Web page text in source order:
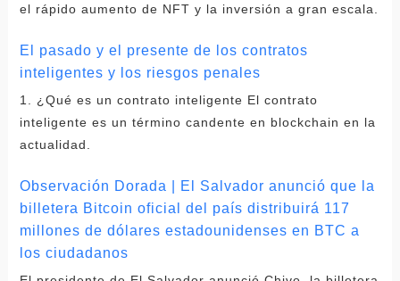
el rápido aumento de NFT y la inversión a gran escala.
El pasado y el presente de los contratos
inteligentes y los riesgos penales
1. ¿Qué es un contrato inteligente El contrato
inteligente es un término candente en blockchain en la
actualidad.
Observación Dorada | El Salvador anunció que la
billetera Bitcoin oficial del país distribuirá 117
millones de dólares estadounidenses en BTC a
los ciudadanos